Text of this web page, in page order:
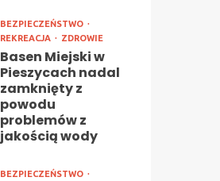
BEZPIECZEŃSTWO
REKREACJA
ZDROWIE
Basen Miejski w
Pieszycach nadal
zamknięty z
powodu
problemów z
jakością wody
BEZPIECZEŃSTWO